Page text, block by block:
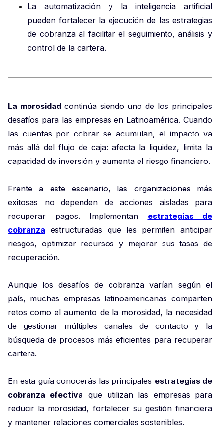
La automatización y la inteligencia artificial
pueden fortalecer la ejecución de las estrategias
de cobranza al facilitar el seguimiento, análisis y
control de la cartera.
La morosidad continúa siendo uno de los principales
desafíos para las empresas en Latinoamérica. Cuando
las cuentas por cobrar se acumulan, el impacto va
más allá del flujo de caja: afecta la liquidez, limita la
capacidad de inversión y aumenta el riesgo financiero.
Frente a este escenario, las organizaciones más
exitosas no dependen de acciones aisladas para
recuperar pagos. Implementan estrategias de
cobranza estructuradas que les permiten anticipar
riesgos, optimizar recursos y mejorar sus tasas de
recuperación.
Aunque los desafíos de cobranza varían según el
país, muchas empresas latinoamericanas comparten
retos como el aumento de la morosidad, la necesidad
de gestionar múltiples canales de contacto y la
búsqueda de procesos más eficientes para recuperar
cartera.
En esta guía conocerás las principales estrategias de
cobranza efectiva que utilizan las empresas para
reducir la morosidad, fortalecer su gestión financiera
y mantener relaciones comerciales sostenibles.